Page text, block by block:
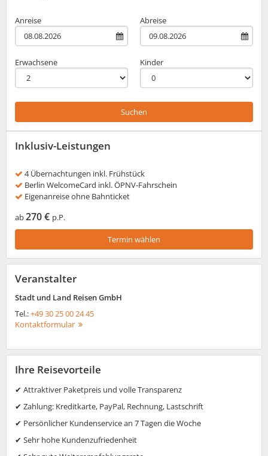
Anreise Abreise
Erwachsene Kinder
Suchen
Inklusiv-Leistungen
4 Übernachtungen inkl. Frühstück
Berlin WelcomeCard inkl. ÖPNV-Fahrschein
Eigenanreise ohne Bahnticket
ab270 € p.P.
Termin wählen
Veranstalter
Stadt und Land Reisen GmbH
Tel.:+49 30 25 00 24 45
Kontaktformular
Ihre Reisevorteile
✔ Attraktiver Paketpreis und volle Transparenz
✔ Zahlung: Kreditkarte, PayPal, Rechnung, Lastschrift
✔ Persönlicher Kundenservice an 7 Tagen die Woche
✔ Sehr hohe Kundenzufriedenheit